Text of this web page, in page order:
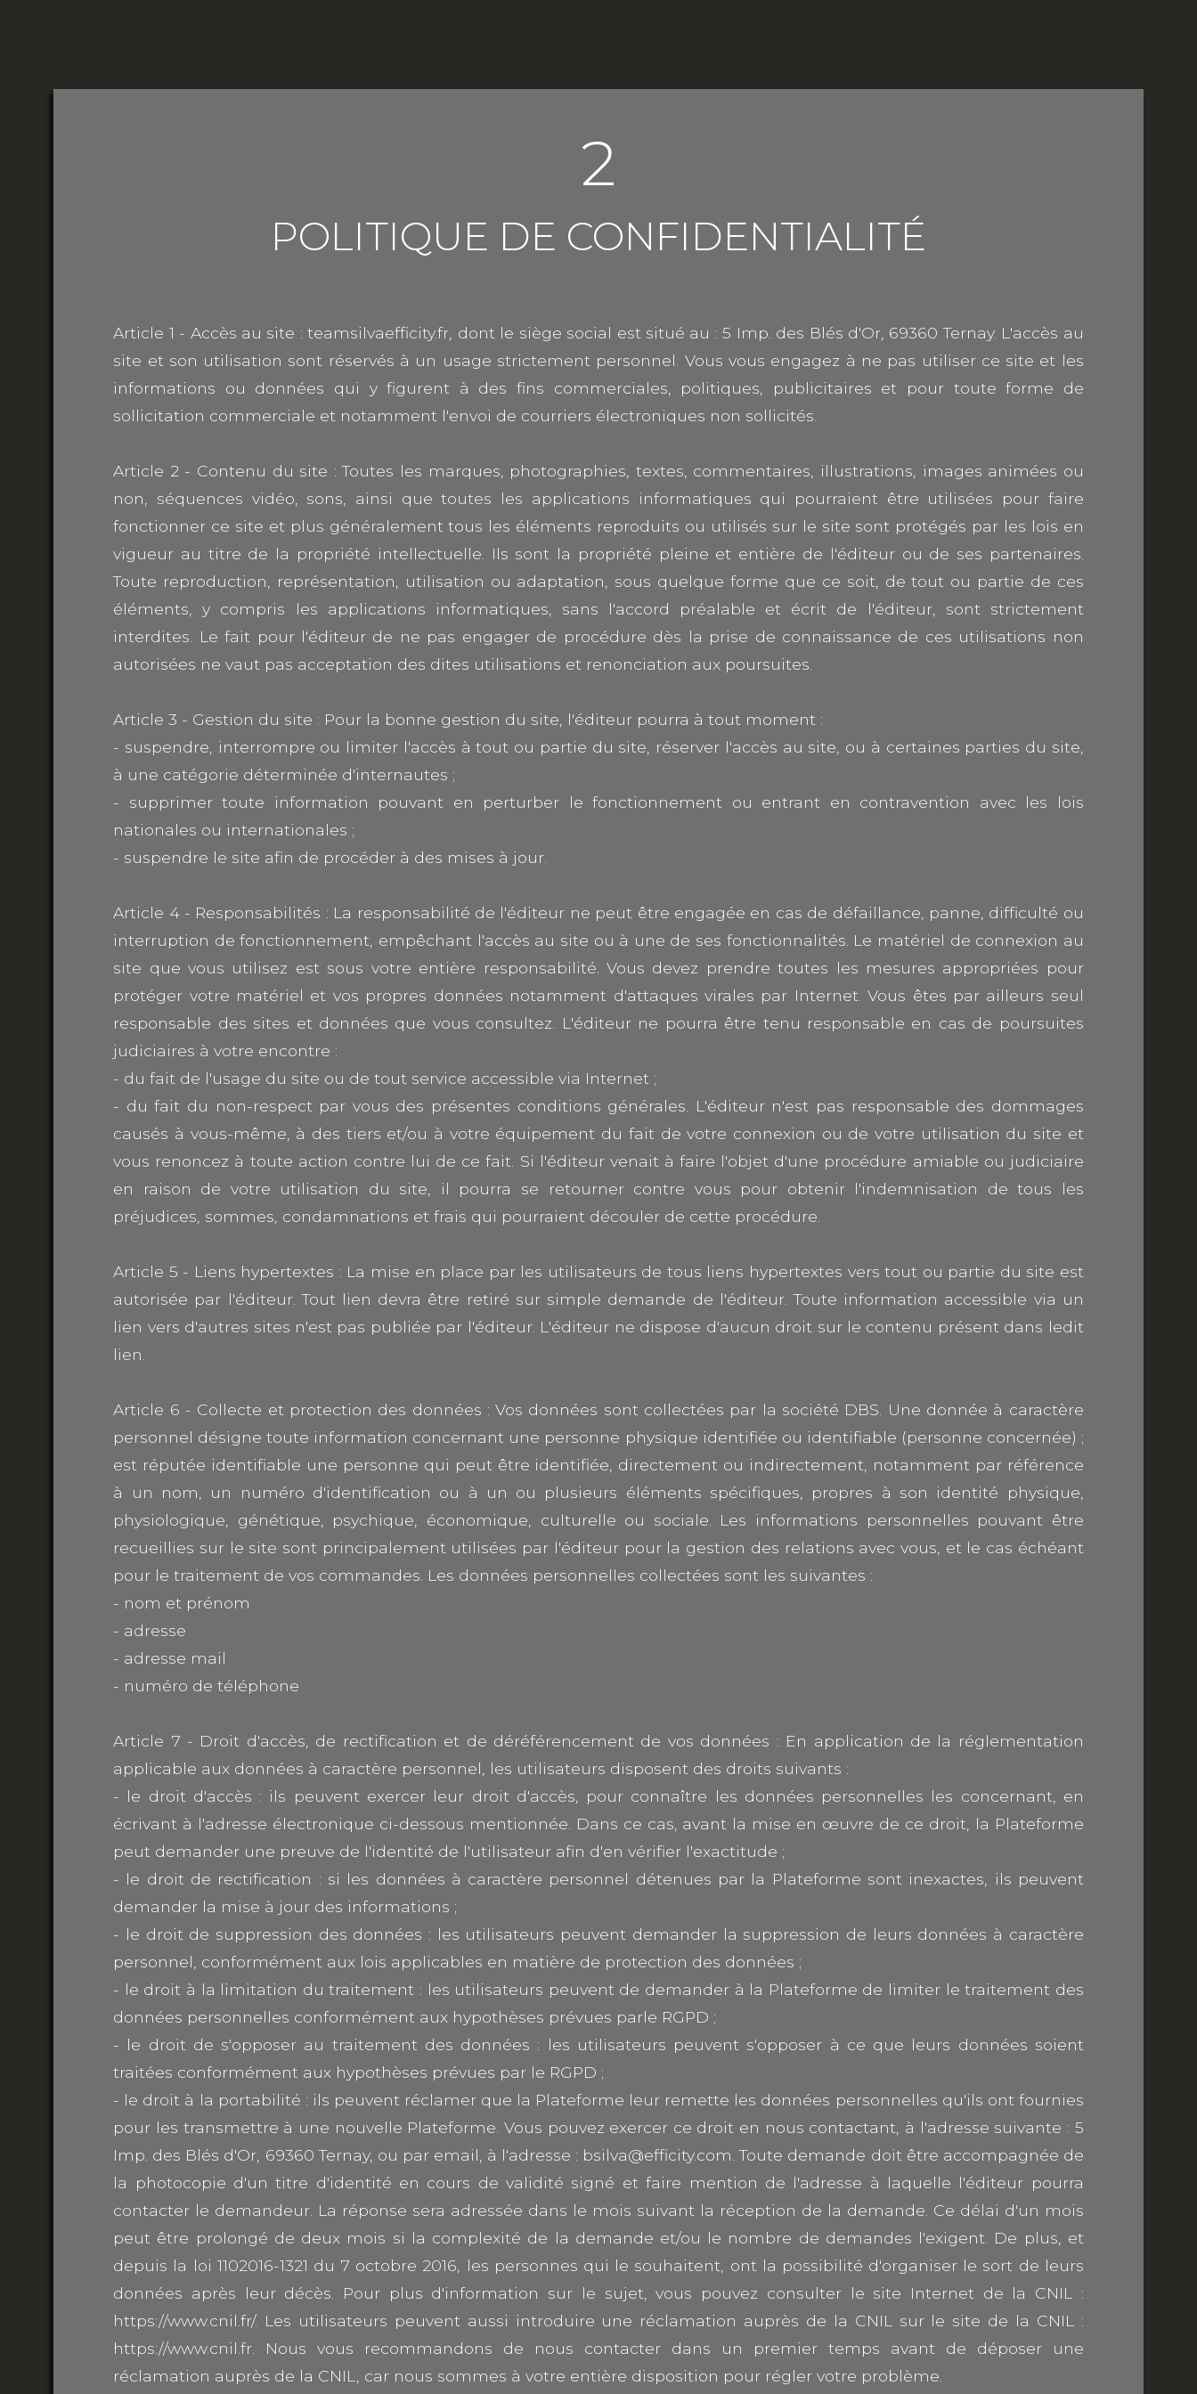
2
POLITIQUE DE CONFIDENTIALITÉ
Article 1 - Accès au site : teamsilvaefficity.fr, dont le siège social est situé au : 5 Imp. des Blés d'Or, 69360 Ternay. L'accès au
site et son utilisation sont réservés à un usage strictement personnel. Vous vous engagez à ne pas utiliser ce site et les
informations ou données qui y figurent à des fins commerciales, politiques, publicitaires et pour toute forme de
sollicitation commerciale et notamment l'envoi de courriers électroniques non sollicités.
Article 2 - Contenu du site : Toutes les marques, photographies, textes, commentaires, illustrations, images animées ou
non, séquences vidéo, sons, ainsi que toutes les applications informatiques qui pourraient être utilisées pour faire
fonctionner ce site et plus généralement tous les éléments reproduits ou utilisés sur le site sont protégés par les lois en
vigueur au titre de la propriété intellectuelle. Ils sont la propriété pleine et entière de l'éditeur ou de ses partenaires.
Toute reproduction, représentation, utilisation ou adaptation, sous quelque forme que ce soit, de tout ou partie de ces
éléments, y compris les applications informatiques, sans l'accord préalable et écrit de l'éditeur, sont strictement
interdites. Le fait pour l'éditeur de ne pas engager de procédure dès la prise de connaissance de ces utilisations non
autorisées ne vaut pas acceptation des dites utilisations et renonciation aux poursuites.
Article 3 - Gestion du site : Pour la bonne gestion du site, l'éditeur pourra à tout moment :
- suspendre, interrompre ou limiter l'accès à tout ou partie du site, réserver l'accès au site, ou à certaines parties du site,
à une catégorie déterminée d'internautes ;
- supprimer toute information pouvant en perturber le fonctionnement ou entrant en contravention avec les lois
nationales ou internationales ;
- suspendre le site afin de procéder à des mises à jour.
Article 4 - Responsabilités : La responsabilité de l'éditeur ne peut être engagée en cas de défaillance, panne, difficulté ou
interruption de fonctionnement, empêchant l'accès au site ou à une de ses fonctionnalités. Le matériel de connexion au
site que vous utilisez est sous votre entière responsabilité. Vous devez prendre toutes les mesures appropriées pour
protéger votre matériel et vos propres données notamment d'attaques virales par Internet. Vous êtes par ailleurs seul
responsable des sites et données que vous consultez. L'éditeur ne pourra être tenu responsable en cas de poursuites
judiciaires à votre encontre :
- du fait de l'usage du site ou de tout service accessible via Internet ;
- du fait du non-respect par vous des présentes conditions générales. L'éditeur n'est pas responsable des dommages
causés à vous-même, à des tiers et/ou à votre équipement du fait de votre connexion ou de votre utilisation du site et
vous renoncez à toute action contre lui de ce fait. Si l'éditeur venait à faire l'objet d'une procédure amiable ou judiciaire
en raison de votre utilisation du site, il pourra se retourner contre vous pour obtenir l'indemnisation de tous les
préjudices, sommes, condamnations et frais qui pourraient découler de cette procédure.
Article 5 - Liens hypertextes : La mise en place par les utilisateurs de tous liens hypertextes vers tout ou partie du site est
autorisée par l'éditeur. Tout lien devra être retiré sur simple demande de l'éditeur. Toute information accessible via un
lien vers d'autres sites n'est pas publiée par l'éditeur. L'éditeur ne dispose d'aucun droit sur le contenu présent dans ledit
lien.
Article 6 - Collecte et protection des données : Vos données sont collectées par la société DBS. Une donnée à caractère
personnel désigne toute information concernant une personne physique identifiée ou identifiable (personne concernée) ;
est réputée identifiable une personne qui peut être identifiée, directement ou indirectement, notamment par référence
à un nom, un numéro d'identification ou à un ou plusieurs éléments spécifiques, propres à son identité physique,
physiologique, génétique, psychique, économique, culturelle ou sociale. Les informations personnelles pouvant être
recueillies sur le site sont principalement utilisées par l'éditeur pour la gestion des relations avec vous, et le cas échéant
pour le traitement de vos commandes. Les données personnelles collectées sont les suivantes :
- nom et prénom
- adresse
- adresse mail
- numéro de téléphone
Article 7 - Droit d'accès, de rectification et de déréférencement de vos données : En application de la réglementation
applicable aux données à caractère personnel, les utilisateurs disposent des droits suivants :
- le droit d'accès : ils peuvent exercer leur droit d'accès, pour connaître les données personnelles les concernant, en
écrivant à l'adresse électronique ci-dessous mentionnée. Dans ce cas, avant la mise en œuvre de ce droit, la Plateforme
peut demander une preuve de l'identité de l'utilisateur afin d'en vérifier l'exactitude ;
- le droit de rectification : si les données à caractère personnel détenues par la Plateforme sont inexactes, ils peuvent
demander la mise à jour des informations ;
- le droit de suppression des données : les utilisateurs peuvent demander la suppression de leurs données à caractère
personnel, conformément aux lois applicables en matière de protection des données ;
- le droit à la limitation du traitement : les utilisateurs peuvent de demander à la Plateforme de limiter le traitement des
données personnelles conformément aux hypothèses prévues parle RGPD ;
- le droit de s'opposer au traitement des données : les utilisateurs peuvent s'opposer à ce que leurs données soient
traitées conformément aux hypothèses prévues par le RGPD ;
- le droit à la portabilité : ils peuvent réclamer que la Plateforme leur remette les données personnelles qu'ils ont fournies
pour les transmettre à une nouvelle Plateforme. Vous pouvez exercer ce droit en nous contactant, à l'adresse suivante : 5
Imp. des Blés d'Or, 69360 Ternay, ou par email, à l'adresse : bsilva@efficity.com. Toute demande doit être accompagnée de
la photocopie d'un titre d'identité en cours de validité signé et faire mention de l'adresse à laquelle l'éditeur pourra
contacter le demandeur. La réponse sera adressée dans le mois suivant la réception de la demande. Ce délai d'un mois
peut être prolongé de deux mois si la complexité de la demande et/ou le nombre de demandes l'exigent. De plus, et
depuis la loi 1102016-1321 du 7 octobre 2016, les personnes qui le souhaitent, ont la possibilité d'organiser le sort de leurs
données après leur décès. Pour plus d'information sur le sujet, vous pouvez consulter le site Internet de la CNIL :
https://www.cnil.fr/. Les utilisateurs peuvent aussi introduire une réclamation auprès de la CNIL sur le site de la CNIL :
https://www.cnil.fr. Nous vous recommandons de nous contacter dans un premier temps avant de déposer une
réclamation auprès de la CNIL, car nous sommes à votre entière disposition pour régler votre problème.